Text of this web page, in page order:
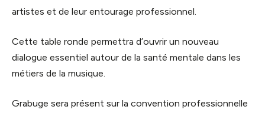
artistes et de leur entourage professionnel.
Cette table ronde permettra d’ouvrir un nouveau
dialogue essentiel autour de la santé mentale dans les
métiers de la musique.
Grabuge sera présent sur la convention professionnelle